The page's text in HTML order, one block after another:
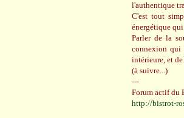
l'authentique
C'est tout
énergétique
Parler de la
connexion qui
intérieure, et
(à suivre...)
---
Forum actif du
http://bistrot-